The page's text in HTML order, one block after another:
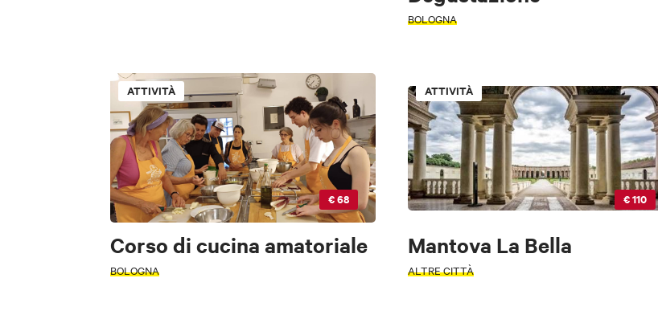
BOLOGNA
ATTIVITÀ
€ 68
Corso di cucina amatoriale
BOLOGNA
ATTIVITÀ
€ 110
Mantova La Bella
ALTRE CITTÀ
Arte e Cultura Food & Drink
Musica e
Spettacolo
Natura e
Paesaggio
Lifestyle
Mostra solo esperienze convenzionati BWC
FILTRI
Accessibile
INTERESSI